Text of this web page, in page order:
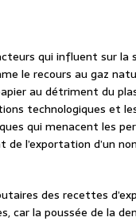
qui influent sur la
le recours au gaz
au détriment du
technologiques et
qui menacent les
l’exportation d’un
des recettes
car la poussée de la